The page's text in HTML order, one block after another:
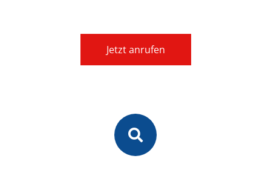
Jetzt anrufen